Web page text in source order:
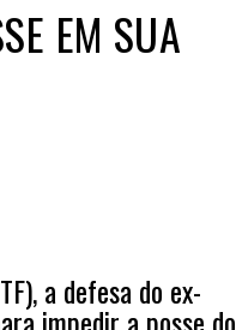
EM SUA
a defesa do ex-